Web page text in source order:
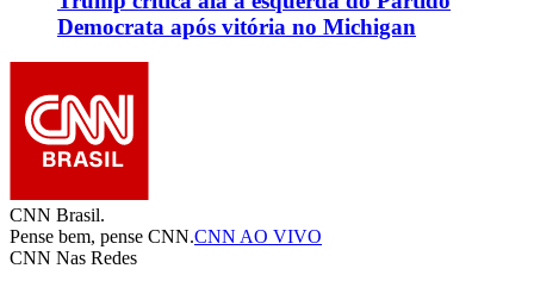
Democrata após vitória no Michigan
CNN Brasil.
Pense bem, pense CNN.CNN AO VIVO
CNN Nas Redes